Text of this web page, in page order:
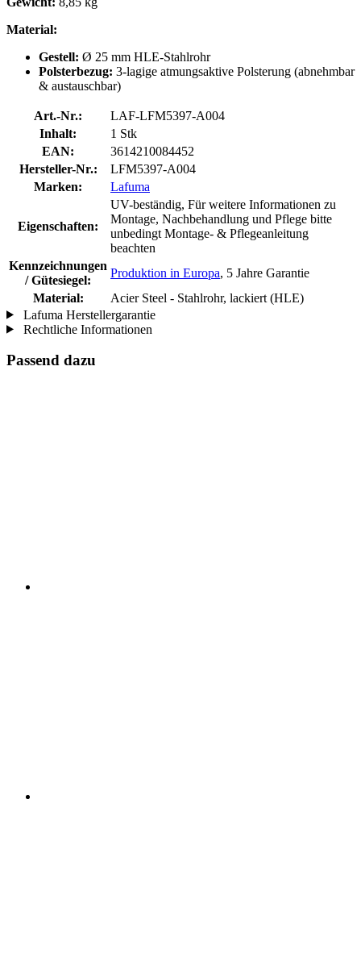
Material:
Gestell: Ø 25 mm HLE-Stahlrohr
Polsterbezug: 3-lagige atmungsaktive Polsterung (abnehmbar
& austauschbar)
Art.-Nr.:
LAF-LFM5397-A004
Inhalt:
1 Stk
EAN:
3614210084452
Hersteller-Nr.:
LFM5397-A004
Marken:
Lafuma
Eigenschaften:
UV-beständig, Für weitere Informationen zu
Montage, Nachbehandlung und Pflege bitte
unbedingt Montage- & Pflegeanleitung
beachten
Kennzeichnungen
/ Gütesiegel:
Produktion in Europa, 5 Jahre Garantie
Material:
Acier Steel - Stahlrohr, lackiert (HLE)
Lafuma Herstellergarantie
Rechtliche Informationen
Passend dazu